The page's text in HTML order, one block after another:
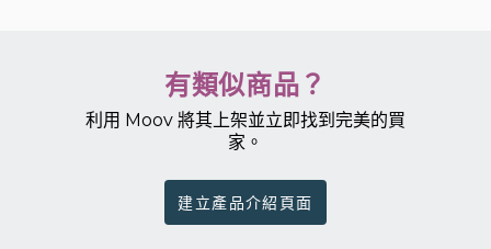
有類似商品？
利用 Moov 將其上架並立即找到完美的買
家。
建立產品介紹頁面